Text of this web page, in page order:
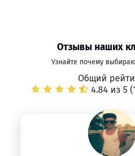
Отзывы наших
Узнайте почему
Общий
4.84 из 5 (